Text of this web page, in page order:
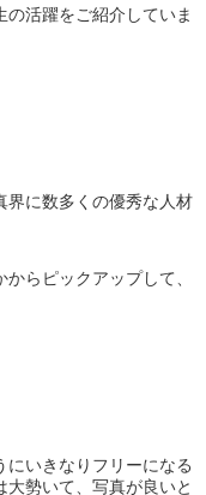
活躍をご紹介していま
界に数多くの優秀な人材
らピックアップして、
いきなりフリーになる
勢いて、写真が良いと